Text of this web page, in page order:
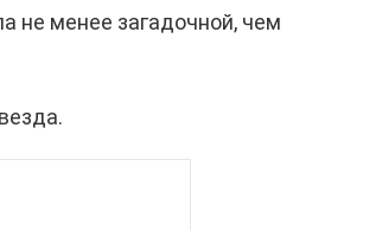
не менее загадочной, чем